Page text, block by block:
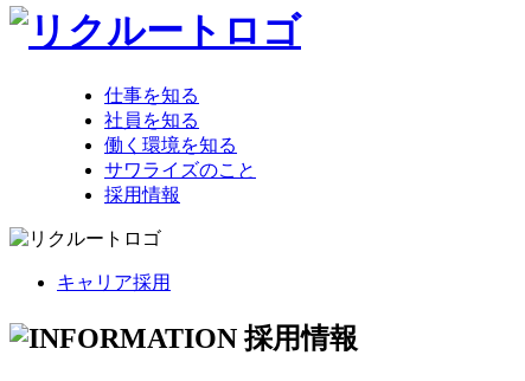
仕事を知る
社員を知る
働く環境を知る
サワライズのこと
採用情報
キャリア採用
採用情報